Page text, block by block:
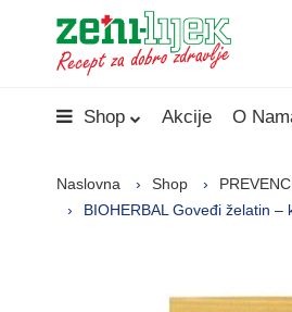
Shop Akcije O
Naslovna Shop
BIOHERBAL Goveđi želatin